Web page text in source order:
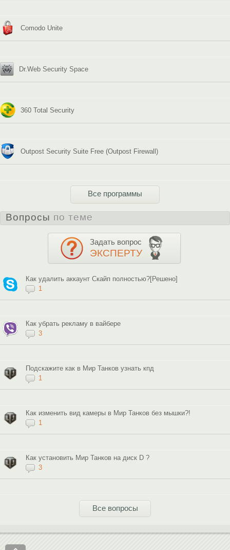
Comodo Unite
Dr.Web Security Space
360 Total Security
Outpost Security Suite Free (Outpost Firewall)
Все программы
Вопросы по теме
Задать вопрос
ЭКСПЕРТУ
Как удалить аккаунт Скайп полностью?[Решено]
1
Как убрать рекламу в вайбере
3
Подскажите как в Мир Танков узнать кпд
1
Как изменить вид камеры в Мир Танков без мышки?!
1
Как установить Мир Танков на диск D ?
3
Все вопросы